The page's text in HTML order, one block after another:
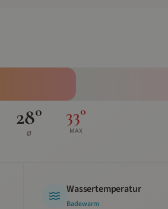
28°
Ø
33°
MAX
Wassertemperatur
Badewarm